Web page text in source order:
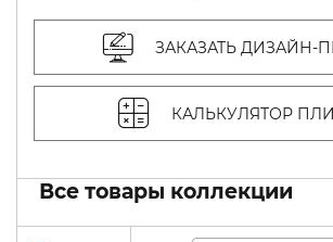
ЗАКАЗАТЬ ДИЗАЙН-
КАЛЬКУЛЯТОР
Все товары коллекции